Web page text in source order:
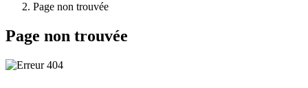
Page non trouvée
Page non trouvée